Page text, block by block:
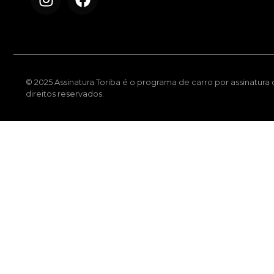
© 2025 Assinatura Toriba é o programa de carro por assinatura
direitos reservados.